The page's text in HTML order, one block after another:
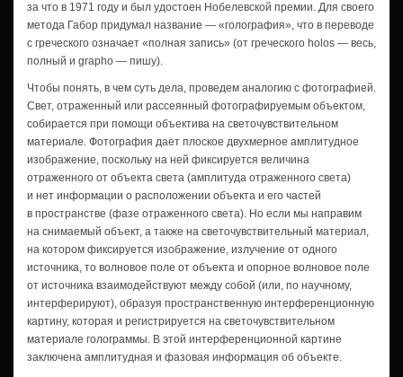
за что в 1971 году и был удостоен Нобелевской премии. Для своего
метода Габор придумал название — «голография», что в переводе
с греческого означает «полная запись» (от греческого hоlоs — весь,
полный и grapho — пишу).
Чтобы понять, в чем суть дела, проведем аналогию с фотографией.
Свет, отраженный или рассеянный фотографируемым объектом,
собирается при помощи объектива на светочувствительном
материале. Фотография дает плоское двухмерное амплитудное
изображение, поскольку на ней фиксируется величина
отраженного от объекта света (амплитуда отраженного света)
и нет информации о расположении объекта и его частей
в пространстве (фазе отраженного света). Но если мы направим
на снимаемый объект, а также на светочувствительный материал,
на котором фиксируется изображение, излучение от одного
источника, то волновое поле от объекта и опорное волновое поле
от источника взаимодействуют между собой (или, по научному,
интерферируют), образуя пространственную интерференционную
картину, которая и регистрируется на светочувствительном
материале голограммы. В этой интерференционной картине
заключена амплитудная и фазовая информация об объекте.